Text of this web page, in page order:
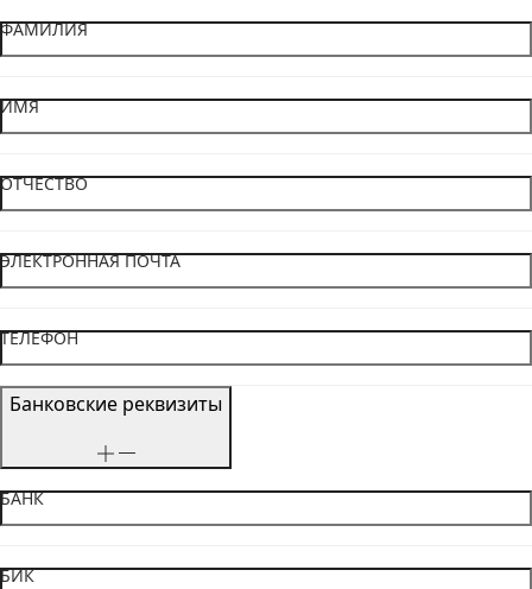
ФАМИЛИЯ
ИМЯ
ОТЧЕСТВО
ЭЛЕКТРОННАЯ ПОЧТА
ТЕЛЕФОН
Банковские реквизиты
БАНК
БИК